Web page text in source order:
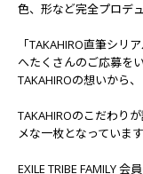
色、形など完全プロデ
「TAKAHIRO直筆シリ
へたくさんのご応募を
TAKAHIROの想いから
TAKAHIROのこだわり
メな一枚となっていま
EXILE TRIBE FAMILY